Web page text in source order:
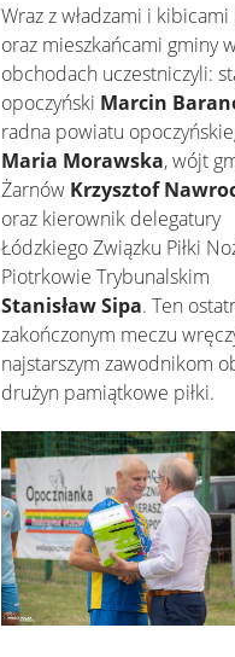
Wraz z władzami i
oraz mieszkańcami gminy
obchodach uczestniczyli:
opoczyński Marcin
radna powiatu
Maria Morawska, wójt
Żarnów Krzysztof
oraz kierownik delegatury
Łódzkiego Związku Piłki
Piotrkowie Trybunalskim
Stanisław Sipa. Ten
zakończonym meczu
najstarszym zawodnikom
drużyn pamiątkowe piłki.